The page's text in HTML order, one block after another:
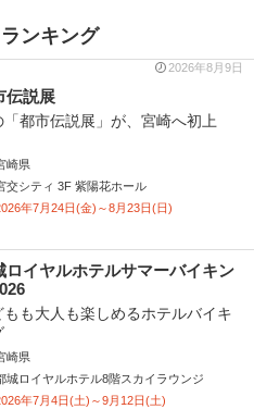
ンキング
2026年8月9日
伝説展
「都市伝説展」が、宮崎へ初上
崎県
交シティ 3F 紫陽花ホール
年7月24日(金)～8月23日(日)
ロイヤルホテルサマーバイキン
もも大人も楽しめるホテルバイキ
崎県
城ロイヤルホテル8階スカイラウンジ
年7月4日(土)～9月12日(土)